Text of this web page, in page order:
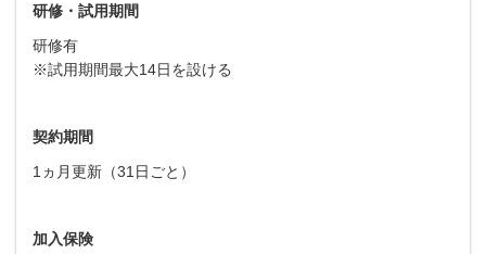
研修・試用期間
研修有
※試用期間最大14日を設ける
契約期間
1ヵ月更新（31日ごと）
加入保険